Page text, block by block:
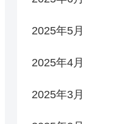
2025年5月
2025年4月
2025年3月